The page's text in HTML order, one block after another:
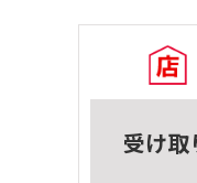
受け取